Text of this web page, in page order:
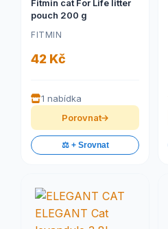
Fitmin cat For Life litter
pouch 200 g
FITMIN
42 Kč
1 nabídka
Porovnat
⚖️ + Srovnat